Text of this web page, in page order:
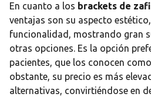
En cuanto a los brackets de
ventajas son su aspecto
funcionalidad, mostrando gran
otras opciones. Es la opción
pacientes, que los conocen
obstante, su precio es más
alternativas, convirtiéndose en